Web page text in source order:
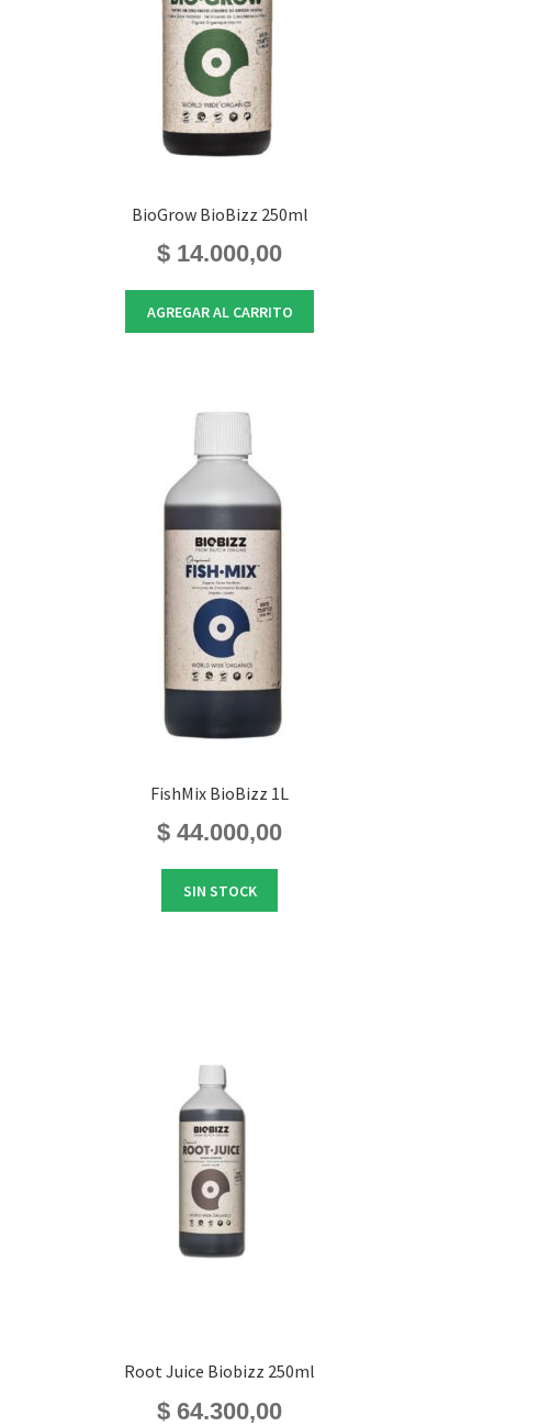
BioGrow BioBizz 250ml
$ 14.000,00
AGREGAR AL CARRITO
FishMix BioBizz 1L
$ 44.000,00
SIN STOCK
Root Juice Biobizz 250ml
$ 64.300,00